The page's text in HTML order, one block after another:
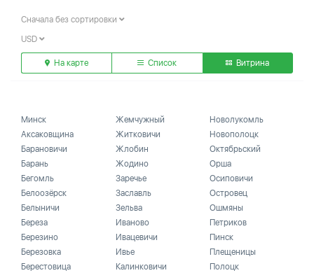
Сначала без сортировки
USD
На карте Список Витрина
Минск
Аксаковщина
Барановичи
Барань
Бегомль
Белоозёрск
Белыничи
Береза
Березино
Березовка
Берестовица
Жемчужный
Житковичи
Жлобин
Жодино
Заречье
Заславль
Зельва
Иваново
Ивацевичи
Ивье
Калинковичи
Новолукомль
Новополоцк
Октябрьский
Орша
Осиповичи
Островец
Ошмяны
Петриков
Пинск
Плещеницы
Полоцк